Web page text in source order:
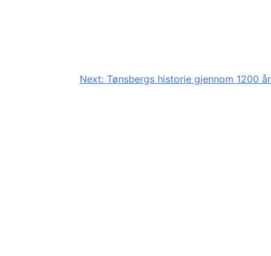
Next: Tønsbergs historie gjennom 1200 år